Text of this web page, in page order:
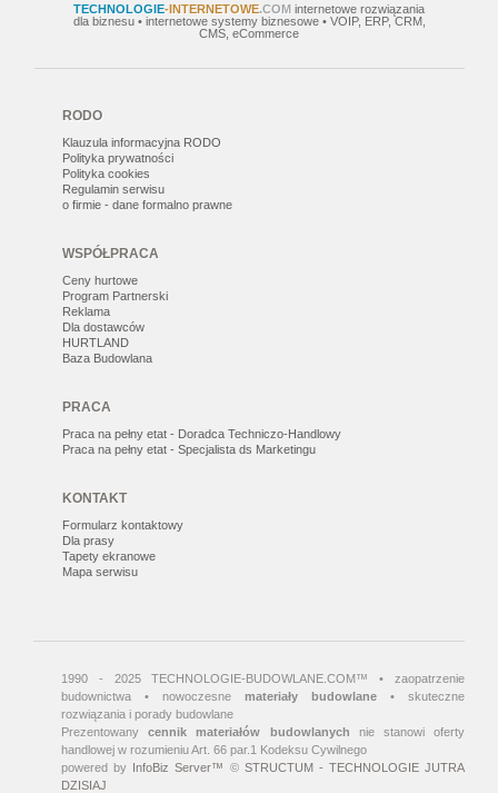
TECHNOLOGIE-INTERNETOWE.COM internetowe rozwiązania
dla biznesu • internetowe systemy biznesowe • VOIP, ERP, CRM,
CMS, eCommerce
RODO
Klauzula informacyjna RODO
Polityka prywatności
Polityka cookies
Regulamin serwisu
o firmie - dane formalno prawne
WSPÓŁPRACA
Ceny hurtowe
Program Partnerski
Reklama
Dla dostawców
HURTLAND
Baza Budowlana
PRACA
Praca na pełny etat - Doradca Techniczo-Handlowy
Praca na pełny etat - Specjalista ds Marketingu
KONTAKT
Formularz kontaktowy
Dla prasy
Tapety ekranowe
Mapa serwisu
1990 - 2025 TECHNOLOGIE-BUDOWLANE.COM™ • zaopatrzenie
budownictwa • nowoczesne materiały budowlane • skuteczne
rozwiązania i porady budowlane
Prezentowanycennik materiałów budowlanych nie stanowi oferty
handlowej w rozumieniu Art. 66 par.1 Kodeksu Cywilnego
powered by InfoBiz Server™ © STRUCTUM - TECHNOLOGIE JUTRA
DZISIAJ